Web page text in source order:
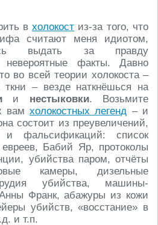
вхолокост из-за того, что
считают меня идиотом,
выдать за правду
факты. Давно
во всей теории холокоста –
– везде наткнёшься на
и нестыковки. Возьмите
вамхолокостных легенд – и
состоит из преувеличений,
и фальсификаций: список
Бабий Яр, протоколы
убийства паром, отчёты
камеры, дизельные
убийства, машины-
Франк, абажуры из кожи
убийств, «восстание» в
и т.п.